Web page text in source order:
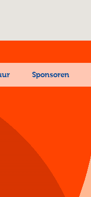
Sponsoren